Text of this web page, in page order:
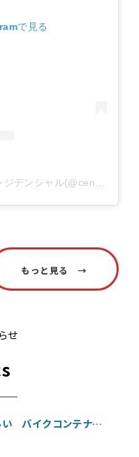
で見る
センチュリー21 マトリックスレジデンシャル(@century21_matrix_residential)がシェアした投稿
もっと見る →
せ
い バイクコンテナ